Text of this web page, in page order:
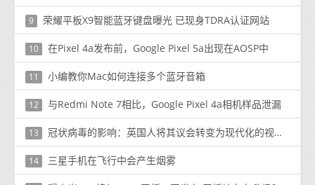
9 荣耀平板X9智能蓝牙键盘曝光 已现身TDRA认证网站
10 在Pixel 4a发布前，Google Pixel 5a出现在AOSP中
11 小编教你Mac如何连接多个蓝牙音箱
12 与Redmi Note 7相比，Google Pixel 4a相机样品泄漏
13 冠状病毒的影响：英国人将其议会转变为现代化的视频会议中心
14 三星手机在飞行中会产生烟雾